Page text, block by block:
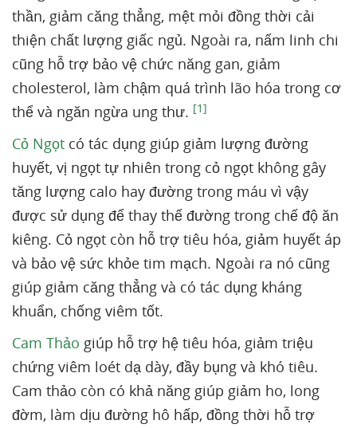
thần, giảm căng thẳng, mệt mỏi đồng thời cải
thiện chất lượng giấc ngủ. Ngoài ra, nấm linh chi
cũng hỗ trợ bảo vệ chức năng gan, giảm
cholesterol, làm chậm quá trình lão hóa trong cơ
thể và ngăn ngừa ung thư. [1]
Cỏ Ngọt có tác dụng giúp giảm lượng đường
huyết, vị ngọt tự nhiên trong cỏ ngọt không gây
tăng lượng calo hay đường trong máu vì vậy
được sử dụng để thay thế đường trong chế độ ăn
kiêng. Cỏ ngọt còn hỗ trợ tiêu hóa, giảm huyết áp
và bảo vệ sức khỏe tim mạch. Ngoài ra nó cũng
giúp giảm căng thẳng và có tác dụng kháng
khuẩn, chống viêm tốt.
Cam Thảo giúp hỗ trợ hệ tiêu hóa, giảm triệu
chứng viêm loét dạ dày, đầy bụng và khó tiêu.
Cam thảo còn có khả năng giúp giảm ho, long
đờm, làm dịu đường hô hấp, đồng thời hỗ trợ